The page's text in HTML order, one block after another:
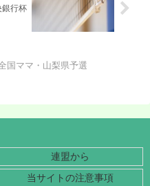
銀行杯
国ママ・山梨県予選
連盟から
当サイトの注意事項